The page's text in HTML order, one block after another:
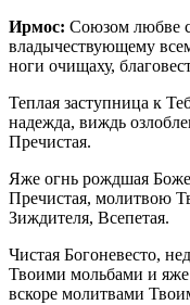
Ирмос: Союзом любве
владычествующему
ноги очищаху,
Теплая заступница к
надежда, виждь
Пречистая.
Яже огнь рождшая
Пречистая, молитвою
Зиждителя, Всепетая.
Чистая Богоневесто,
Твоими мольбами и
вскоре молитвами